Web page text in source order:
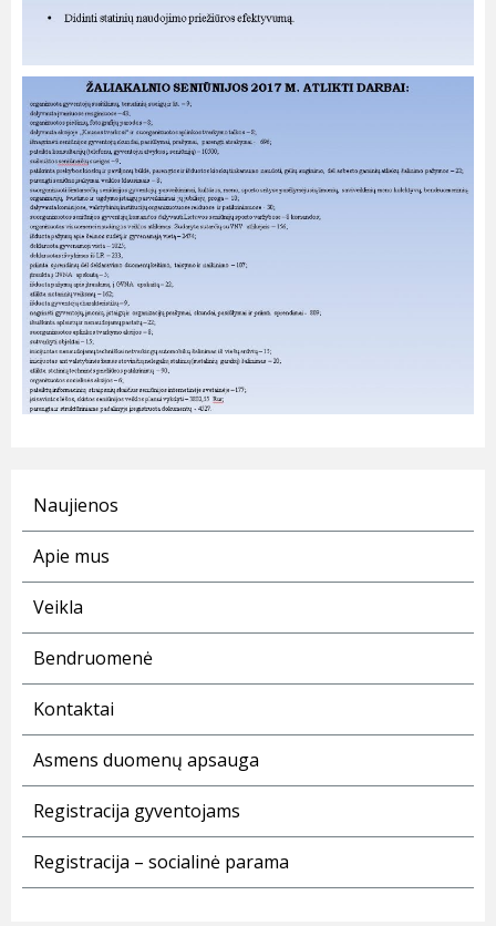
Naujienos
Apie mus
Veikla
Bendruomenė
Kontaktai
Asmens duomenų apsauga
Registracija gyventojams
Registracija – socialinė parama